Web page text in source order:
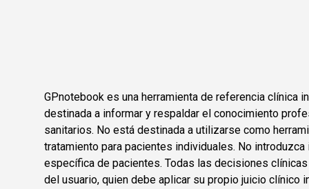
GPnotebook es una herramienta de referencia clínica
destinada a informar y respaldar el conocimiento
sanitarios. No está destinada a utilizarse como
tratamiento para pacientes individuales. No
específica de pacientes. Todas las decisiones
del usuario, quien debe aplicar su propio juicio clínico